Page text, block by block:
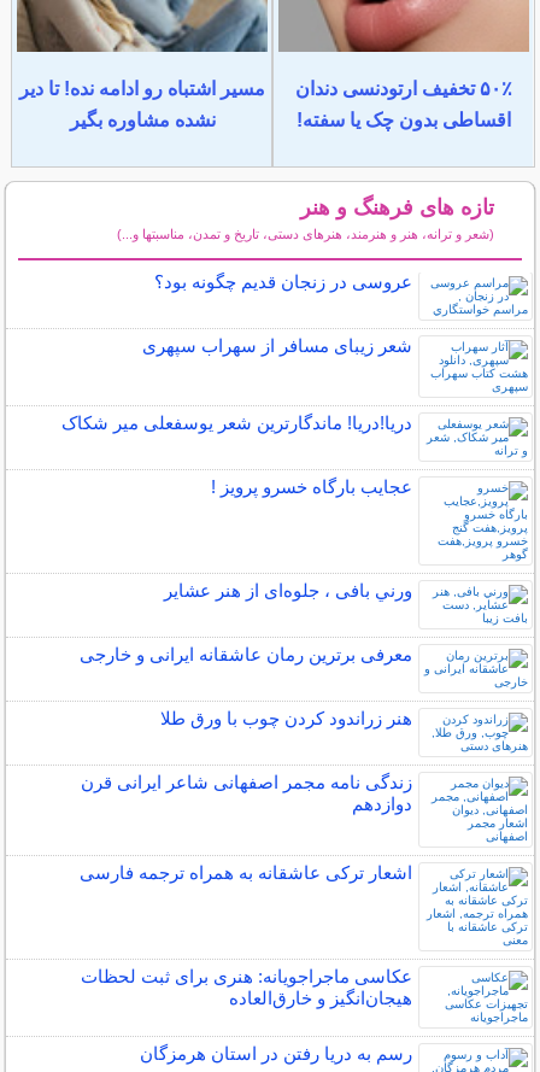
۵۰٪ تخفیف ارتودنسی دندان
اقساطی بدون چک یا سفته!
مسیر اشتباه رو ادامه نده! تا دیر
نشده مشاوره بگیر
تازه های فرهنگ و هنر
(شعر و ترانه، هنر و هنرمند، هنرهای دستی، تاریخ و تمدن، مناسبتها و...)
عروسی در زنجان قدیم چگونه بود؟
شعر زیبای مسافر از سهراب سپهری
دریا!دریا! ماندگارترین شعر یوسفعلی میر شکاک
عجایب بارگاه خسرو پرویز !
ورني بافی ، جلوه‌ای از هنر عشاير
معرفی برترین رمان عاشقانه ایرانی و خارجی
هنر زراندود كردن چوب با ورق طلا
زندگی نامه مجمر اصفهانی شاعر ایرانی قرن
دوازدهم
اشعار ترکی عاشقانه به همراه ترجمه فارسی
عکاسی ماجراجویانه: هنری برای ثبت لحظات
هیجان‌انگیز و خارق‌العاده
رسم به دریا رفتن در استان هرمزگان